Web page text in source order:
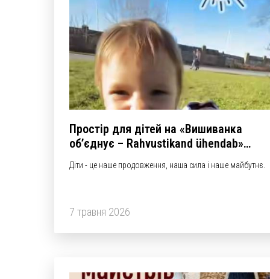
Простір для дітей на «Вишиванка
об’єднує – Rahvustikand ühendab»
smART fest 2026
Діти - це наше продовження, наша сила і наше майбутнє.
7 травня 2026